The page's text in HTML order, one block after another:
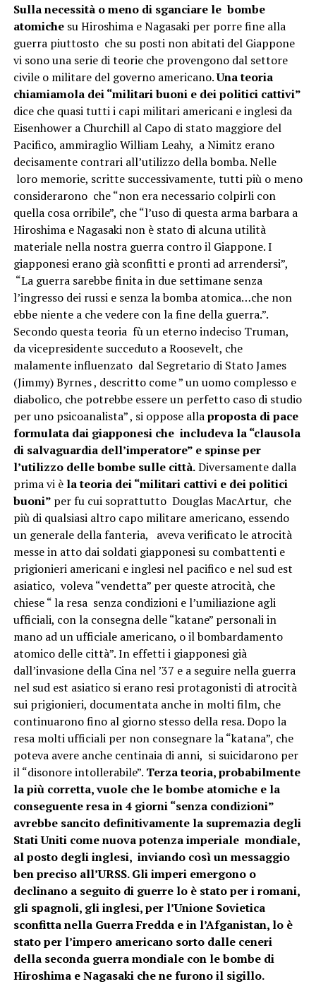
Sulla necessità o meno di sganciare le bombe
atomiche su Hiroshima e Nagasaki per porre fine alla
guerra piuttosto che su posti non abitati del Giappone
vi sono una serie di teorie che provengono dal settore
civile o militare del governo americano.Una teoria
chiamiamola dei “militari buoni e dei politici cattivi”
dice che quasi tutti i capi militari americani e inglesi da
Eisenhower a Churchill al Capo di stato maggiore del
Pacifico, ammiraglio William Leahy, a Nimitz erano
decisamente contrari all’utilizzo della bomba. Nelle
loro memorie, scritte successivamente, tutti più o meno
considerarono che “non era necessario colpirli con
quella cosa orribile”, che “l’uso di questa arma barbara a
Hiroshima e Nagasaki non è stato di alcuna utilità
materiale nella nostra guerra contro il Giappone. I
giapponesi erano già sconfitti e pronti ad arrendersi”,
“La guerra sarebbe finita in due settimane senza
l’ingresso dei russi e senza la bomba atomica…che non
ebbe niente a che vedere con la fine della guerra.”.
Secondo questa teoria fù un eterno indeciso Truman,
da vicepresidente succeduto a Roosevelt, che
malamente influenzato dal Segretario di Stato James
(Jimmy) Byrnes , descritto come ” un uomo complesso e
diabolico, che potrebbe essere un perfetto caso di studio
per uno psicoanalista” , si oppose allaproposta di pace
formulata dai giapponesi che includeva la “clausola
di salvaguardia dell’imperatore” e spinse per
l’utilizzo delle bombe sulle città.Diversamente dalla
prima vi è la teoria dei “militari cattivi e dei politici
buoni” per fu cui soprattutto Douglas MacArtur, che
più di qualsiasi altro capo militare americano, essendo
un generale della fanteria, aveva verificato le atrocità
messe in atto dai soldati giapponesi su combattenti e
prigionieri americani e inglesi nel pacifico e nel sud est
asiatico, voleva “vendetta” per queste atrocità, che
chiese “ la resa senza condizioni e l’umiliazione agli
ufficiali, con la consegna delle “katane” personali in
mano ad un ufficiale americano, o il bombardamento
atomico delle città”. In effetti i giapponesi già
dall’invasione della Cina nel ’37 e a seguire nella guerra
nel sud est asiatico si erano resi protagonisti di atrocità
sui prigionieri, documentata anche in molti film, che
continuarono fino al giorno stesso della resa. Dopo la
resa molti ufficiali per non consegnare la “katana”, che
poteva avere anche centinaia di anni, si suicidarono per
il “disonore intollerabile”. Terza teoria, probabilmente
la più corretta, vuole che le bombe atomiche e la
conseguente resa in 4 giorni “senza condizioni”
avrebbe sancito definitivamente la supremazia degli
Stati Uniti come nuova potenza imperiale mondiale,
al posto degli inglesi, inviando così un messaggio
ben preciso all’URSS. Gli imperi emergono o
declinano a seguito di guerre lo è stato per i romani,
gli spagnoli, gli inglesi, per l’Unione Sovietica
sconfitta nella Guerra Fredda e in l’Afganistan, lo è
stato per l’impero americano sorto dalle ceneri
della seconda guerra mondiale con le bombe di
Hiroshima e Nagasaki che ne furono il sigillo.